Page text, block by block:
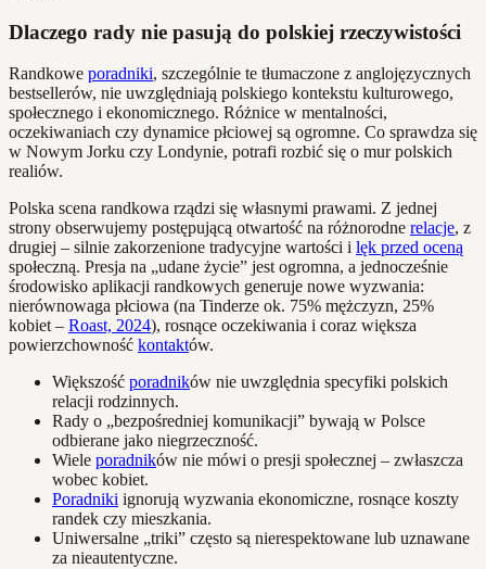
Dlaczego rady nie pasują do polskiej rzeczywistości
Randkowe poradniki, szczególnie te tłumaczone z anglojęzycznych
bestsellerów, nie uwzględniają polskiego kontekstu kulturowego,
społecznego i ekonomicznego. Różnice w mentalności,
oczekiwaniach czy dynamice płciowej są ogromne. Co sprawdza się
w Nowym Jorku czy Londynie, potrafi rozbić się o mur polskich
realiów.
Polska scena randkowa rządzi się własnymi prawami. Z jednej
strony obserwujemy postępującą otwartość na różnorodne relacje, z
drugiej – silnie zakorzenione tradycyjne wartości i lęk przed oceną
społeczną. Presja na „udane życie” jest ogromna, a jednocześnie
środowisko aplikacji randkowych generuje nowe wyzwania:
nierównowaga płciowa (na Tinderze ok. 75% mężczyzn, 25%
kobiet – Roast, 2024), rosnące oczekiwania i coraz większa
powierzchowność kontaktów.
Większość poradników nie uwzględnia specyfiki polskich
relacji rodzinnych.
Rady o „bezpośredniej komunikacji” bywają w Polsce
odbierane jako niegrzeczność.
Wiele poradników nie mówi o presji społecznej – zwłaszcza
wobec kobiet.
Poradniki ignorują wyzwania ekonomiczne, rosnące koszty
randek czy mieszkania.
Uniwersalne „triki” często są nierespektowane lub uznawane
za nieautentyczne.